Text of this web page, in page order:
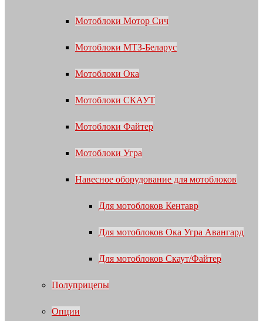
Мотоблоки Мотор Сич
Мотоблоки МТЗ-Беларус
Мотоблоки Ока
Мотоблоки СКАУТ
Мотоблоки Файтер
Мотоблоки Угра
Навесное оборудование для мотоблоков
Для мотоблоков Кентавр
Для мотоблоков Ока Угра Авангард
Для мотоблоков Скаут/Файтер
Полуприцепы
Опции